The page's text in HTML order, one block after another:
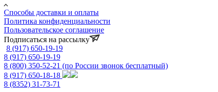
Способы доставки и оплаты
Политика конфиденциальности
Пользовательское соглашение
Подписаться на рассылку
8 (917) 650-19-19
8 (917) 650-19-19
8 (800) 350-52-21 (по России звонок бесплатный)
8 (917) 650-18-18
8 (8352) 31-73-71